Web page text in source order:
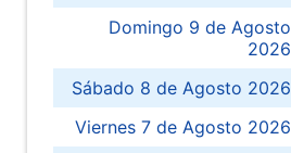
Domingo 9 de Agosto
2026
Sábado 8 de Agosto 2026
Viernes 7 de Agosto 2026